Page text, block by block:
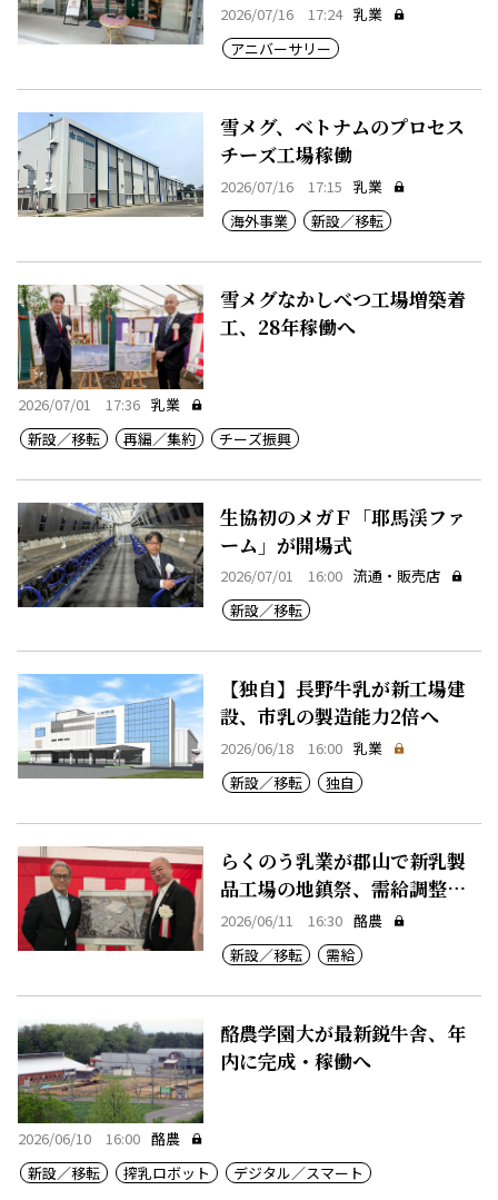
2026/07/16 17:24 乳業
アニバーサリー
雪メグ、ベトナムのプロセス
チーズ工場稼働
2026/07/16 17:15 乳業
海外事業
新設／移転
雪メグなかしべつ工場増築着
工、28年稼働へ
2026/07/01 17:36 乳業
新設／移転
再編／集約 チーズ振興
生協初のメガＦ「耶馬渓ファ
ーム」が開場式
2026/07/01 16:00 流通・販売店
新設／移転
【独自】長野牛乳が新工場建
設、市乳の製造能力2倍へ
2026/06/18 16:00 乳業
新設／移転
独自
らくのう乳業が郡山で新乳製
品工場の地鎮祭、需給調整機
能強化へ
2026/06/11 16:30 酪農
新設／移転
需給
酪農学園大が最新鋭牛舎、年
内に完成・稼働へ
2026/06/10 16:00 酪農
新設／移転
搾乳ロボット デジタル／スマート